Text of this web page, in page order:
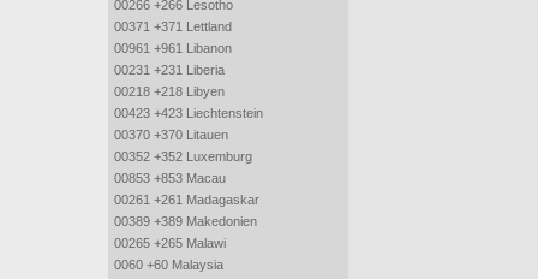
00266 +266 Lesotho
00371 +371 Lettland
00961 +961 Libanon
00231 +231 Liberia
00218 +218 Libyen
00423 +423 Liechtenstein
00370 +370 Litauen
00352 +352 Luxemburg
00853 +853 Macau
00261 +261 Madagaskar
00389 +389 Makedonien
00265 +265 Malawi
0060 +60 Malaysia